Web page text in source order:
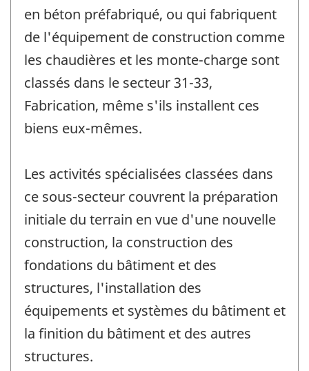
en béton préfabriqué, ou qui fabriquent
de l'équipement de construction comme
les chaudières et les monte-charge sont
classés dans le secteur 31-33,
Fabrication, même s'ils installent ces
biens eux-mêmes.
Les activités spécialisées classées dans
ce sous-secteur couvrent la préparation
initiale du terrain en vue d'une nouvelle
construction, la construction des
fondations du bâtiment et des
structures, l'installation des
équipements et systèmes du bâtiment et
la finition du bâtiment et des autres
structures.